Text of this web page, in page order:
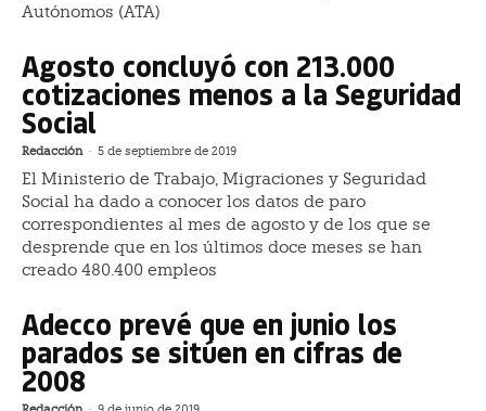
Autónomos (ATA)
Agosto concluyó con 213.000
cotizaciones menos a la Seguridad
Social
Redacción - 5 de septiembre de 2019
El Ministerio de Trabajo, Migraciones y Seguridad
Social ha dado a conocer los datos de paro
correspondientes al mes de agosto y de los que se
desprende que en los últimos doce meses se han
creado 480.400 empleos
Adecco prevé que en junio los
parados se sitúen en cifras de
2008